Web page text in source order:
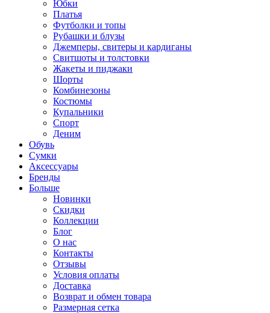
Юбки
Платья
Футболки и топы
Рубашки и блузы
Джемперы, свитеры и кардиганы
Свитшоты и толстовки
Жакеты и пиджаки
Шорты
Комбинезоны
Костюмы
Купальники
Спорт
Деним
Обувь
Сумки
Аксессуары
Бренды
Больше
Новинки
Скидки
Коллекции
Блог
О нас
Контакты
Отзывы
Условия оплаты
Доставка
Возврат и обмен товара
Размерная сетка